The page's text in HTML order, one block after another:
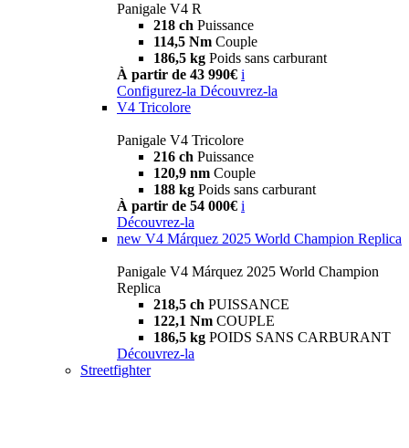
Panigale V4 R
218 ch Puissance
114,5 Nm Couple
186,5 kg Poids sans carburant
À partir de 43 990€ i
Configurez-la Découvrez-la
V4 Tricolore
Panigale V4 Tricolore
216 ch Puissance
120,9 nm Couple
188 kg Poids sans carburant
À partir de 54 000€ i
Découvrez-la
new V4 Márquez 2025 World Champion Replica
Panigale V4 Márquez 2025 World Champion
Replica
218,5 ch PUISSANCE
122,1 Nm COUPLE
186,5 kg POIDS SANS CARBURANT
Découvrez-la
Streetfighter